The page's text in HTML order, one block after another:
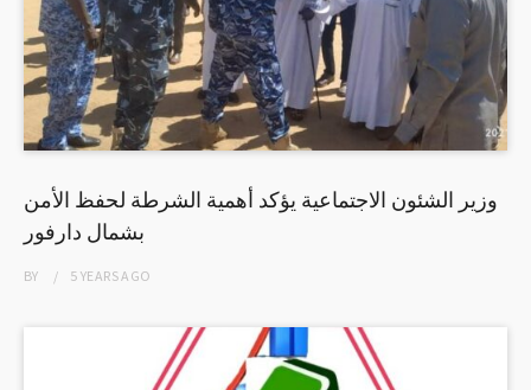
وزير الشئون الاجتماعية يؤكد أهمية الشرطة لحفظ الأمن
بشمال دارفور
BY 5 YEARSAGO